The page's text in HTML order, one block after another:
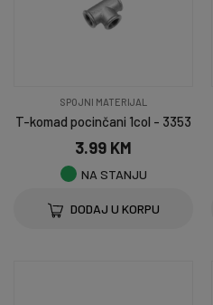
SPOJNI MATERIJAL
T-komad pocinčani 1col - 3353
3.99 KM
NA STANJU
DODAJ U KORPU